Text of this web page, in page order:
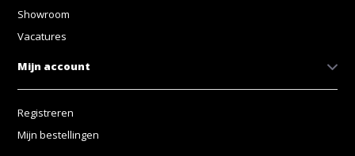
Showroom
Vacatures
Mijn account
Registreren
Mijn bestellingen